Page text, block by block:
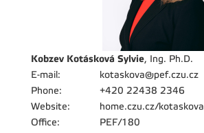
Kobzev Kotásková Sylvie, Ing. Ph.D.
E-mail:
kotaskova@pef.czu.cz
Phone:
+420 22438 2346
Website:
home.czu.cz/kotaskova
Office:
PEF/180